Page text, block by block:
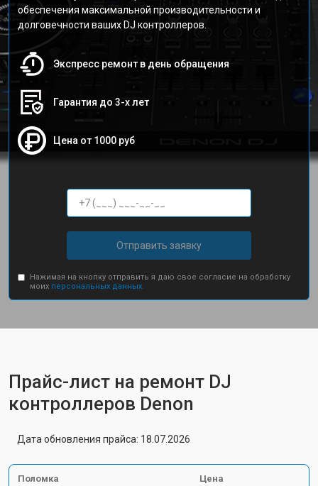
обеспечения максимальной производительности и
долговечности ваших DJ контроллеров.
Экспресс ремонт в день обращения
Гарантия до 3-х лет
Цена от 1000 руб
Отправить заявку
Нажимая на кнопку отправить я даю свое согласие на обработку
моих персональных данных.
Прайс-лист на ремонт DJ
контроллеров Denon
Дата обновления прайса: 18.07.2026
Поломка Цена